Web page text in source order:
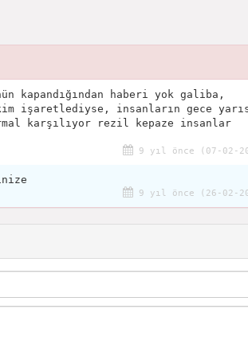
kapandığından haberi yok galiba,
işaretlediyse, insanların gece
karşılıyor rezil kepaze insanlar
9 yıl önce (07-02-
9 yıl önce (26-02-